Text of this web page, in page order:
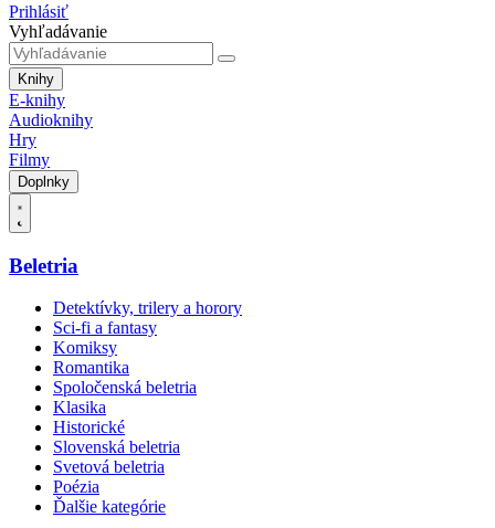
Prihlásiť
Vyhľadávanie
Knihy
E-knihy
Audioknihy
Hry
Filmy
Doplnky
Beletria
Detektívky, trilery a horory
Sci-fi a fantasy
Komiksy
Romantika
Spoločenská beletria
Klasika
Historické
Slovenská beletria
Svetová beletria
Poézia
Ďalšie kategórie